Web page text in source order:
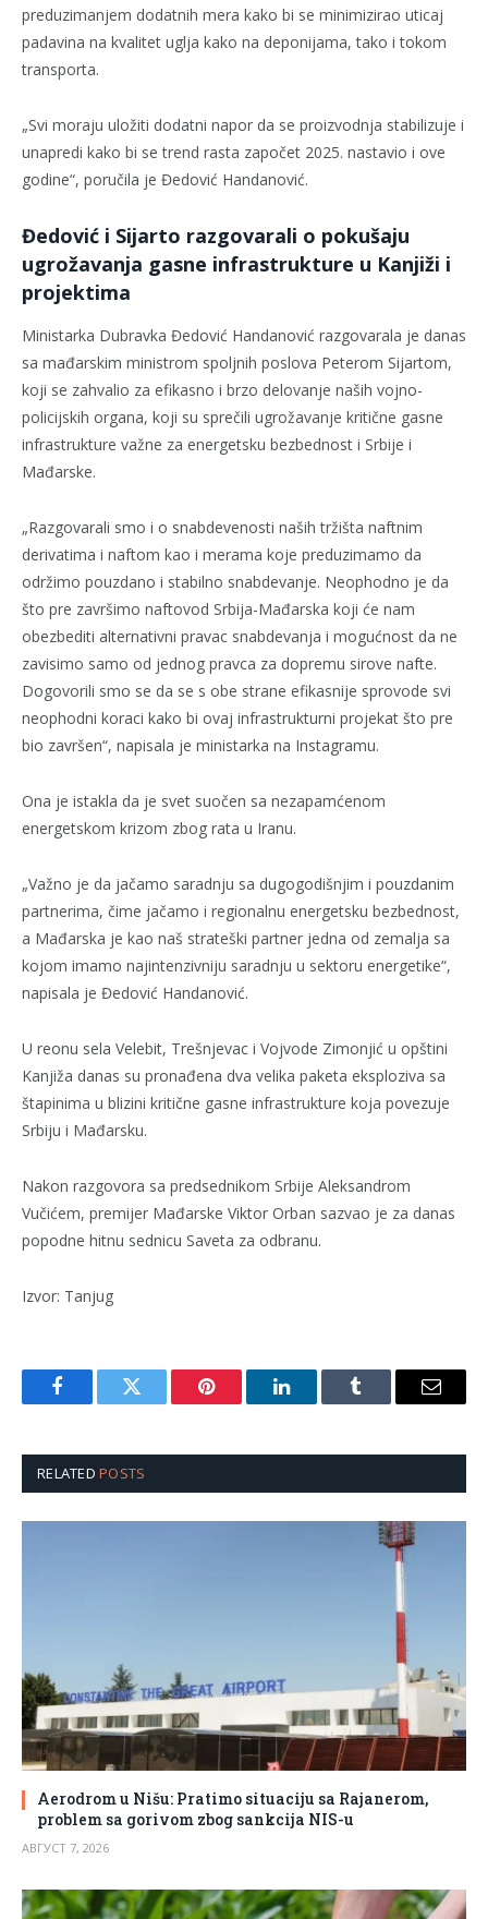
preduzimanjem dodatnih mera kako bi se minimizirao uticaj
padavina na kvalitet uglja kako na deponijama, tako i tokom
transporta.
„Svi moraju uložiti dodatni napor da se proizvodnja stabilizuje i
unapredi kako bi se trend rasta započet 2025. nastavio i ove
godine“, poručila je Đedović Handanović.
Đedović i Sijarto razgovarali o pokušaju
ugrožavanja gasne infrastrukture u Kanjiži i
projektima
Ministarka Dubravka Đedović Handanović razgovarala je danas
sa mađarskim ministrom spoljnih poslova Peterom Sijartom,
koji se zahvalio za efikasno i brzo delovanje naših vojno-
policijskih organa, koji su sprečili ugrožavanje kritične gasne
infrastrukture važne za energetsku bezbednost i Srbije i
Mađarske.
„Razgovarali smo i o snabdevenosti naših tržišta naftnim
derivatima i naftom kao i merama koje preduzimamo da
održimo pouzdano i stabilno snabdevanje. Neophodno je da
što pre završimo naftovod Srbija-Mađarska koji će nam
obezbediti alternativni pravac snabdevanja i mogućnost da ne
zavisimo samo od jednog pravca za dopremu sirove nafte.
Dogovorili smo se da se s obe strane efikasnije sprovode svi
neophodni koraci kako bi ovaj infrastrukturni projekat što pre
bio završen“, napisala je ministarka na Instagramu.
Ona je istakla da je svet suočen sa nezapamćenom
energetskom krizom zbog rata u Iranu.
„Važno je da jačamo saradnju sa dugogodišnjim i pouzdanim
partnerima, čime jačamo i regionalnu energetsku bezbednost,
a Mađarska je kao naš strateški partner jedna od zemalja sa
kojom imamo najintenzivniju saradnju u sektoru energetike“,
napisala je Đedović Handanović.
U reonu sela Velebit, Trešnjevac i Vojvode Zimonjić u opštini
Kanjiža danas su pronađena dva velika paketa eksploziva sa
štapinima u blizini kritične gasne infrastrukture koja povezuje
Srbiju i Mađarsku.
Nakon razgovora sa predsednikom Srbije Aleksandrom
Vučićem, premijer Mađarske Viktor Orban sazvao je za danas
popodne hitnu sednicu Saveta za odbranu.
Izvor: Tanjug
FacebookTwitter Pinterest LinkedInTumblr Email
RELATEDPOSTS
Aerodrom u Nišu: Pratimo situaciju sa Rajanerom,
problem sa gorivom zbog sankcija NIS-u
АВГУСТ 7, 2026